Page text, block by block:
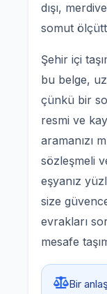
dışı,
somut
Şehir içi
bu belge,
çünkü bir
resmi ve
aramanızı
sözleşmeli
eşyanız
size
evrakları
mesafe
Bir